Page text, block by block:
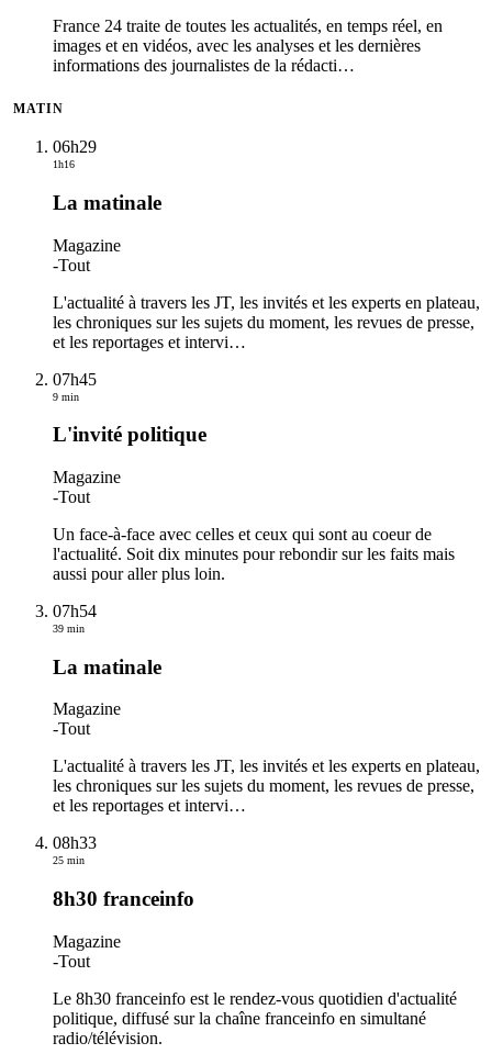
France 24 traite de toutes les actualités, en temps réel, en
images et en vidéos, avec les analyses et les dernières
informations des journalistes de la rédacti…
MATIN
06h29
1h16
La matinale
Magazine
-Tout
L'actualité à travers les JT, les invités et les experts en plateau,
les chroniques sur les sujets du moment, les revues de presse,
et les reportages et intervi…
07h45
9 min
L'invité politique
Magazine
-Tout
Un face-à-face avec celles et ceux qui sont au coeur de
l'actualité. Soit dix minutes pour rebondir sur les faits mais
aussi pour aller plus loin.
07h54
39 min
La matinale
Magazine
-Tout
L'actualité à travers les JT, les invités et les experts en plateau,
les chroniques sur les sujets du moment, les revues de presse,
et les reportages et intervi…
08h33
25 min
8h30 franceinfo
Magazine
-Tout
Le 8h30 franceinfo est le rendez-vous quotidien d'actualité
politique, diffusé sur la chaîne franceinfo en simultané
radio/télévision.